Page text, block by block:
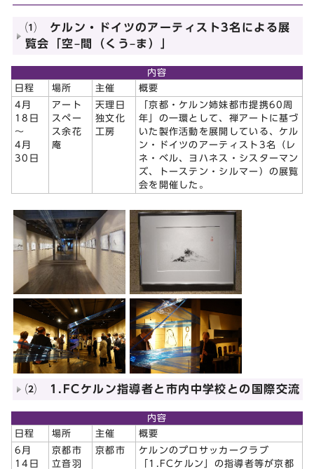
⑴ ケルン・ドイツのアーティスト3名による展
覧会「空–間（くう–ま）」
内容
日程
場所 主催
概要
4月
18日
～
4月
30日
アート
スペー
ス余花
庵
天理日
独文化
工房
「京都・ケルン姉妹都市提携60周
年」の一環として、禅アートに基づ
いた製作活動を展開している、ケル
ン・ドイツのアーティスト3名（レ
ネ・ベル、ヨハネス・シスターマン
ズ、トーステン・シルマー）の展覧
会を開催した。
⑵ 1.FCケルン指導者と市内中学校との国際交流
内容
日程
場所 主催
概要
6月
14日
京都市
立音羽
京都市
ケルンのプロサッカークラブ
「1.FCケルン」の指導者等が京都